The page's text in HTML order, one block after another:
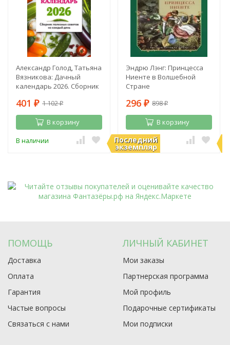
Александр Голод, Татьяна
Вязникова: Дачный
календарь 2026. Сборник
каждый день
401 ₽ 1 102₽
В корзину
В наличии Последний
экземпляр
Эндрю Лэнг: Принцесса
Ниенте в Волшебной
Стране
296 ₽ 898₽
В корзину
В наличии
ПОМОЩЬ
Доставка
Оплата
Гарантия
Частые вопросы
Связаться с нами
ЛИЧНЫЙ КАБИНЕТ
Мои заказы
Партнерская программа
Мой профиль
Подарочные сертификаты
Мои подписки